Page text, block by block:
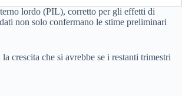
lordo (PIL), corretto per gli effetti di
non solo confermano le stime preliminari
crescita che si avrebbe se i restanti trimestri